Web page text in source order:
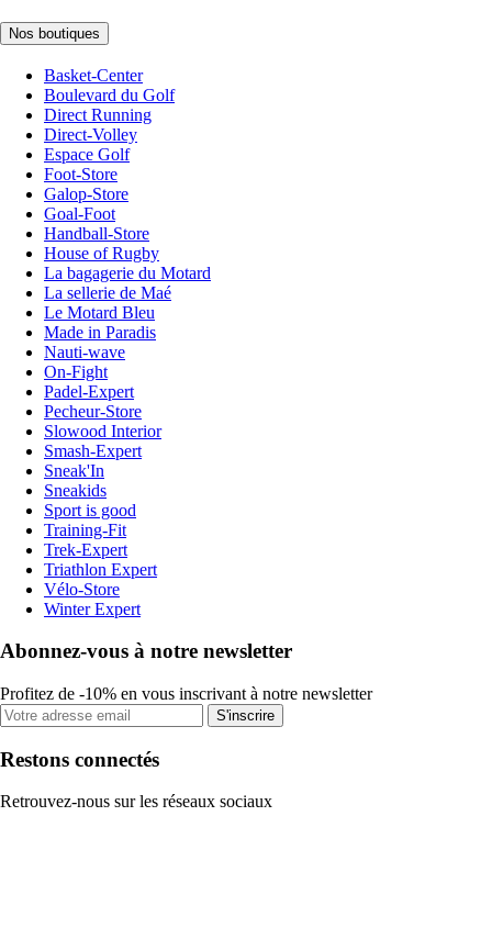
Nos boutiques
Basket-Center
Boulevard du Golf
Direct Running
Direct-Volley
Espace Golf
Foot-Store
Galop-Store
Goal-Foot
Handball-Store
House of Rugby
La bagagerie du Motard
La sellerie de Maé
Le Motard Bleu
Made in Paradis
Nauti-wave
On-Fight
Padel-Expert
Pecheur-Store
Slowood Interior
Smash-Expert
Sneak'In
Sneakids
Sport is good
Training-Fit
Trek-Expert
Triathlon Expert
Vélo-Store
Winter Expert
Abonnez-vous à notre newsletter
Profitez de -10% en vous inscrivant à notre newsletter
S'inscrire
Restons connectés
Retrouvez-nous sur les réseaux sociaux